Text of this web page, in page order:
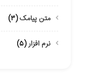
متن پیامک(۳)
نرم افزار(۵)